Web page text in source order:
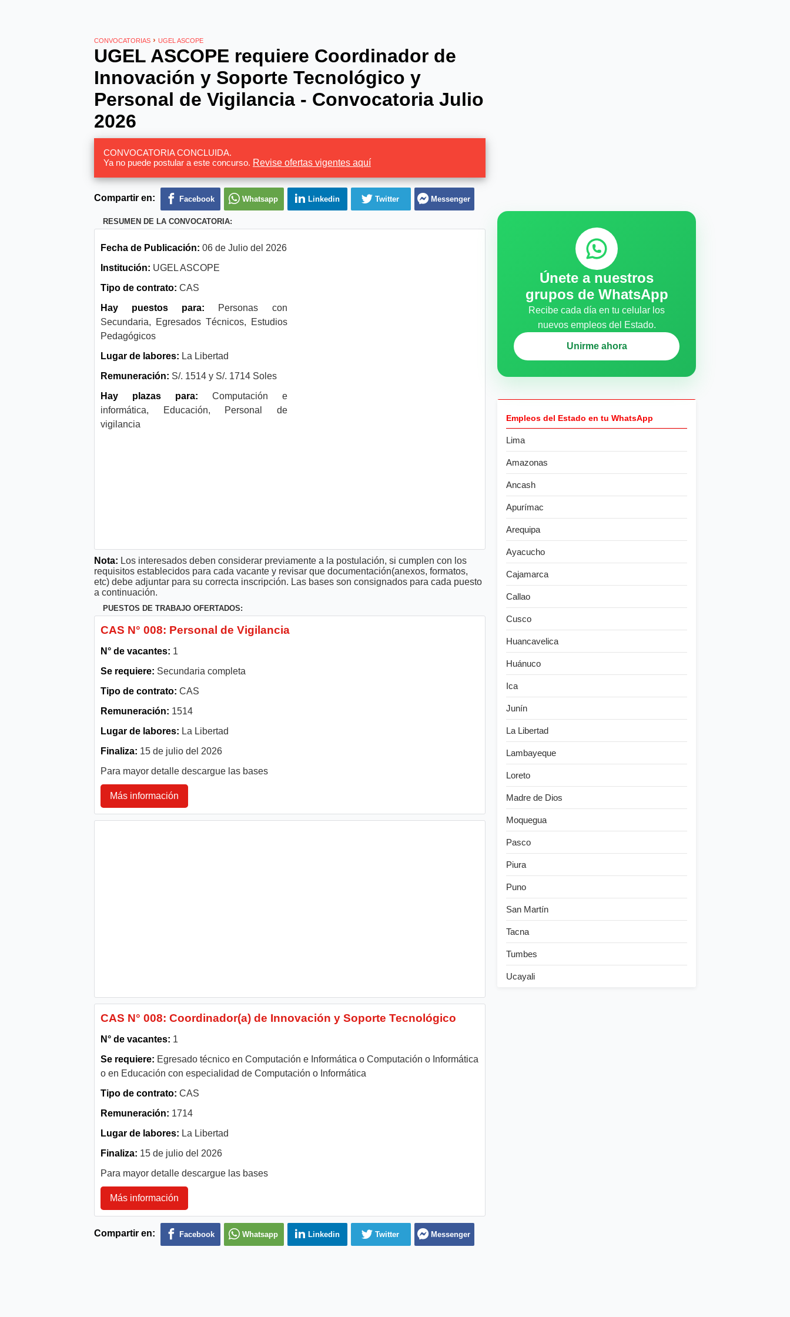
CONVOCATORIAS › UGEL ASCOPE
UGEL ASCOPE requiere Coordinador de
Innovación y Soporte Tecnológico y
Personal de Vigilancia - Convocatoria Julio
2026
CONVOCATORIA CONCLUIDA.
Ya no puede postular a este concurso. Revise ofertas vigentes aquí
Compartir en: Facebook Whatsapp Linkedin Twitter Messenger
RESUMEN DE LA CONVOCATORIA:
Fecha de Publicación: 06 de Julio del 2026
Institución: UGEL ASCOPE
Tipo de contrato: CAS
Hay puestos para: Personas con
Secundaria, Egresados Técnicos, Estudios
Pedagógicos
Lugar de labores: La Libertad
Remuneración: S/. 1514 y S/. 1714 Soles
Hay plazas para: Computación e
informática, Educación, Personal de
vigilancia
Nota: Los interesados deben considerar previamente a la postulación, si cumplen con los
requisitos establecidos para cada vacante y revisar que documentación(anexos, formatos,
etc) debe adjuntar para su correcta inscripción. Las bases son consignados para cada puesto
a continuación.
PUESTOS DE TRABAJO OFERTADOS:
CAS N° 008: Personal de Vigilancia
N° de vacantes: 1
Se requiere: Secundaria completa
Tipo de contrato: CAS
Remuneración: 1514
Lugar de labores: La Libertad
Finaliza: 15 de julio del 2026
Para mayor detalle descargue las bases
Más información
CAS N° 008: Coordinador(a) de Innovación y Soporte Tecnológico
N° de vacantes: 1
Se requiere: Egresado técnico en Computación e Informática o Computación o Informática
o en Educación con especialidad de Computación o Informática
Tipo de contrato: CAS
Remuneración: 1714
Lugar de labores: La Libertad
Finaliza: 15 de julio del 2026
Para mayor detalle descargue las bases
Más información
Compartir en: Facebook Whatsapp Linkedin Twitter Messenger
Únete a nuestros
grupos de WhatsApp
Recibe cada día en tu celular los
nuevos empleos del Estado.
Unirme ahora
Empleos del Estado en tu WhatsApp
Lima
Amazonas
Ancash
Apurímac
Arequipa
Ayacucho
Cajamarca
Callao
Cusco
Huancavelica
Huánuco
Ica
Junín
La Libertad
Lambayeque
Loreto
Madre de Dios
Moquegua
Pasco
Piura
Puno
San Martín
Tacna
Tumbes
Ucayali